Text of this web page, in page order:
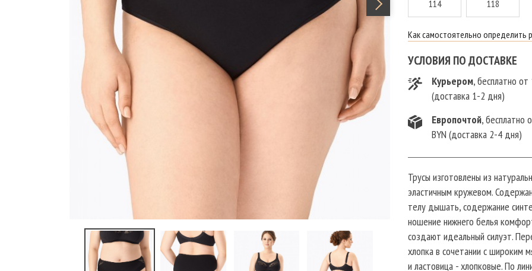
114 118
Как самостоятельно определить
УСЛОВИЯ ПО ДОСТАВКЕ
Курьером, бесплатно от
(доставка 1-2 дня)
Европочтой, бесплатно
BYN (доставка 2-4 дня)
Трусы изготовлены из
эластичным кружевом.
телу дышать, содержание
ношение нижнего белья
создают идеальный силуэт.
хлопка в сочетании с широким
и ластовица - хлопковые. По